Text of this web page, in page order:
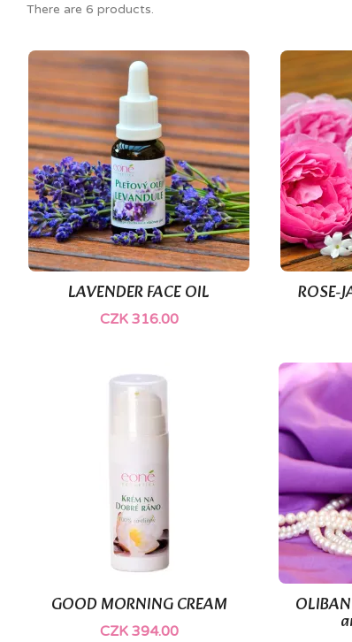
There are 6 products.
LAVENDER FACE OIL
CZK 316.00
Quick view ROSE-
GOOD MORNING CREAM
CZK 394.00
Quick view